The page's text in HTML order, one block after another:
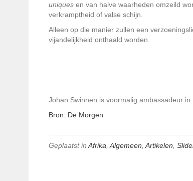
uniques en van halve waarheden omzeild
verkramptheid of valse schijn.
Alleen op die manier zullen een
vijandelijkheid onthaald worden.
Johan Swinnen is voormalig ambassadeur
Bron: De Morgen
Geplaatst in Afrika Algemeen Artikelen